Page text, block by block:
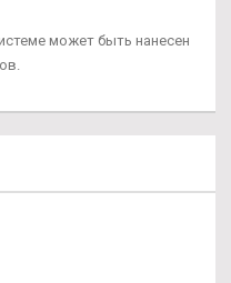
может быть нанесен